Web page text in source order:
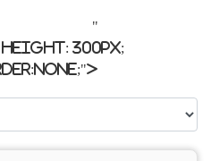
"
300px;